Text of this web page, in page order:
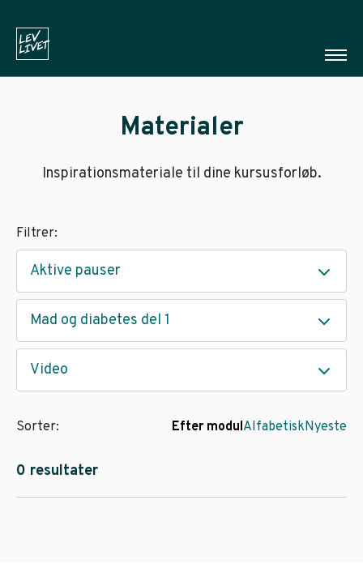
Materialer
Inspirationsmateriale til dine kursusforløb.
Filtrer:
Aktive pauser
Mad og diabetes del 1
Video
0 resultater
Sorter: Efter modulAlfabetiskNyeste